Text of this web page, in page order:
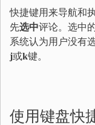
快捷键用来导航和
先选中评论。选中
系统认为用户没有
j或k键。
使用键盘快